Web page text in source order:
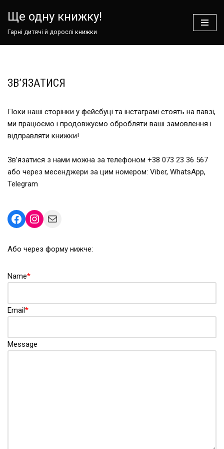
Ще одну книжку!
Гарні дитячі й дорослі книжки
ЗВ’ЯЗАТИСЯ
Поки наші сторінки у фейсбуці та інстаграмі стоять на павзі,
ми працюємо і продовжуємо обробляти ваші замовлення і
відправляти книжки!
Зв’язатися з нами можна за телефоном +38 073 23 36 567
або через месенджери за цим номером: Viber, WhatsApp,
Telegram
Або через форму нижче:
Name*
Email*
Message